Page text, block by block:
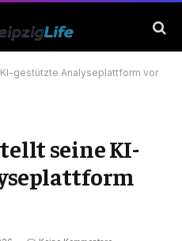
gestützte Analyseplattform vor
seine KI-